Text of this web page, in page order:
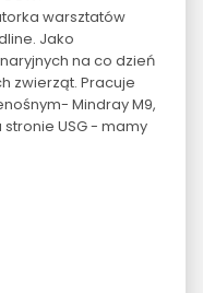
warsztatów
Jako
na co dzień
zwierząt. Pracuje
Mindray M9,
USG - mamy